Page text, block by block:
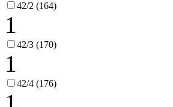
42/2 (164)
1
42/3 (170)
1
42/4 (176)